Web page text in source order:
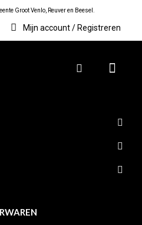
Groot Venlo, Reuver en Beesel.
Mijn account / Registreren